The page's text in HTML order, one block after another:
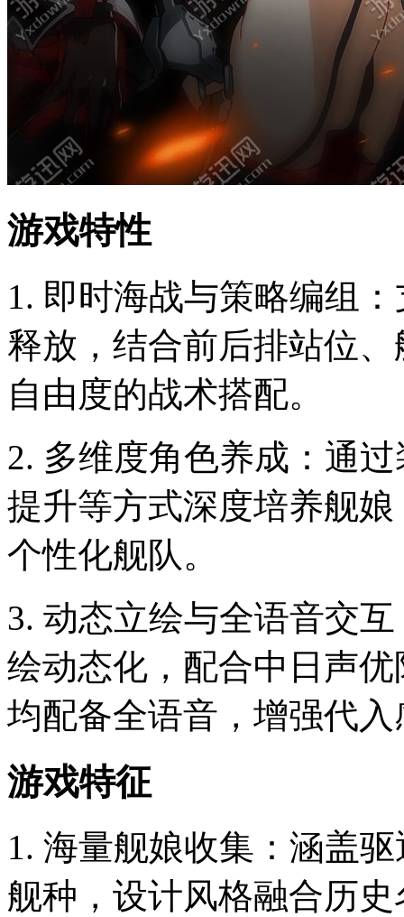
游戏特性
1. 即时海战与策略编组
释放，结合前后排站位
自由度的战术搭配。
2. 多维度角色养成：通
提升等方式深度培养舰
个性化舰队。
3. 动态立绘与全语音交
绘动态化，配合中日声
均配备全语音，增强代入
游戏特征
1. 海量舰娘收集：涵盖
舰种，设计风格融合历